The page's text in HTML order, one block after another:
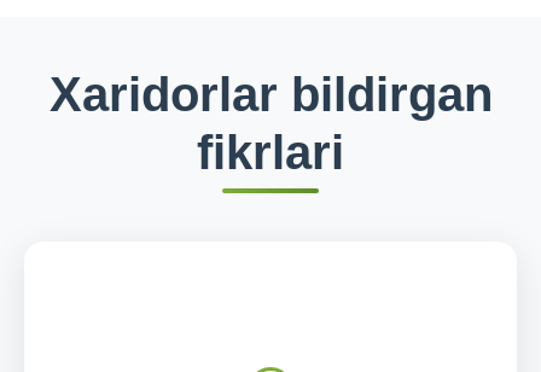
Xaridorlar bildirgan
fikrlari